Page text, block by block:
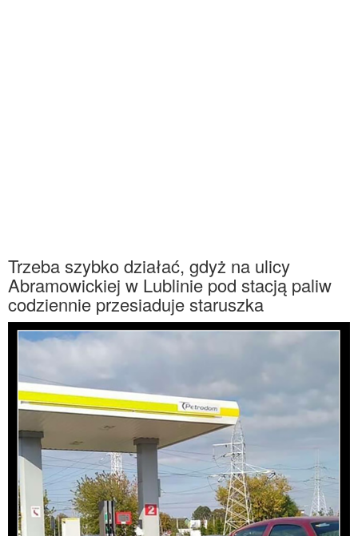
Trzeba szybko działać, gdyż na ulicy
Abramowickiej w Lublinie pod stacją paliw
codziennie przesiaduje staruszka